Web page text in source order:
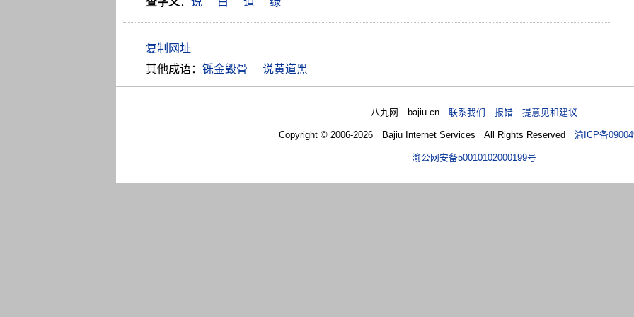
其他成语： 铄金毁骨 说黄道黑
八九网 bajiu.cn联系我们 报错 提意见和建议
Copyright © 2006-2026 Bajiu Internet Services All Rights Reserved 渝ICP备
渝公网安备50010102000199号